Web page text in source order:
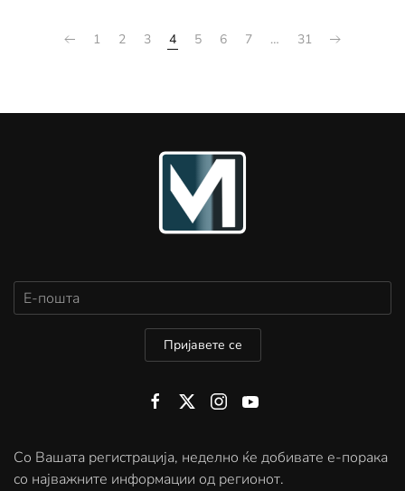
1 2 3 4 5 6 7 … 31
Пријавете се
Со Вашата регистрација, неделно ќе добивате е-порака
со најважните информации од регионот.